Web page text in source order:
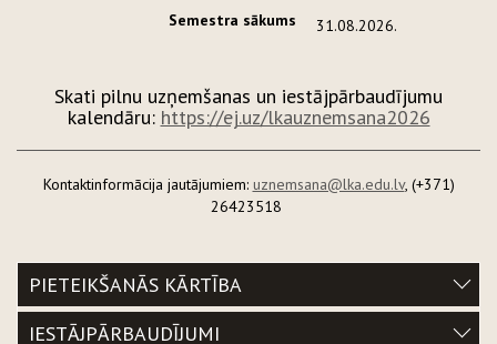
Semestra sākums
31.08.2026.
Skati pilnu uzņemšanas un iestājpārbaudījumu
kalendāru: https://ej.uz/lkauznemsana2026
Kontaktinformācija jautājumiem: uznemsana@lka.edu.lv, (+371)
26423518
PIETEIKŠANĀS KĀRTĪBA
IESTĀJPĀRBAUDĪJUMI